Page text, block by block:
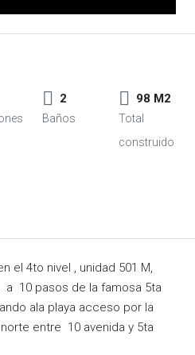
2 98 M2
el 4to nivel , unidad 501 M,
a 10 pasos de la famosa 5ta
ala playa acceso por la
entre 10 avenida y 5ta